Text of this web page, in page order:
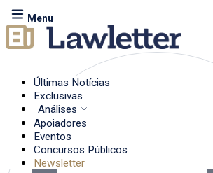
Menu
Últimas Notícias
Exclusivas
Análises
Apoiadores
Eventos
Concursos Públicos
Newsletter